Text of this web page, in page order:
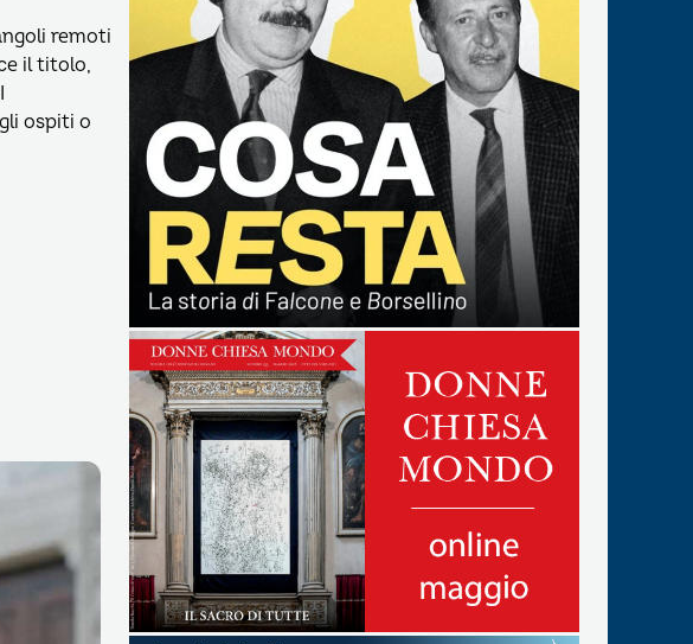
remoti
il titolo,
ospiti o